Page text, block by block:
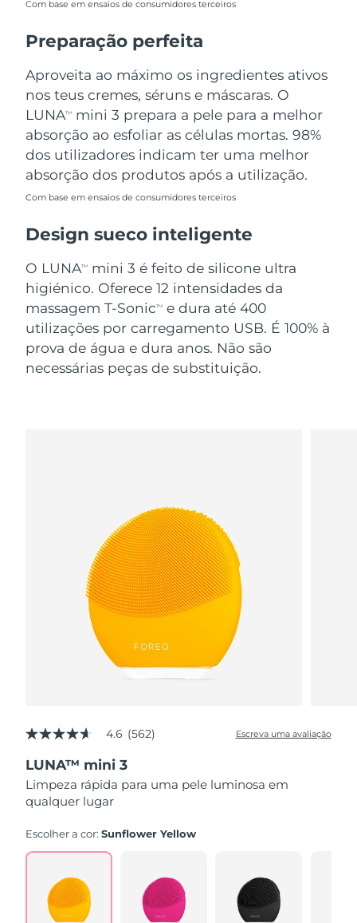
Com base em ensaios de consumidores terceiros
Preparação perfeita
Aproveita ao máximo os ingredientes ativos
nos teus cremes, séruns e máscaras. O
LUNATM
mini 3 prepara a pele para a melhor
absorção ao esfoliar as células mortas. 98%
dos utilizadores indicam ter uma melhor
absorção dos produtos após a utilização.
Com base em ensaios de consumidores terceiros
Design sueco inteligente
O LUNATM
mini 3 é feito de silicone ultra
higiénico. Oferece 12 intensidades da
massagem T-SonicTM
e dura até 400
utilizações por carregamento USB. É 100% à
prova de água e dura anos. Não são
necessárias peças de substituição.
4.6
5
estrelas,
valor
médio
avaliação.
Read
562
abre
mesma
4.6 (562) Escreva uma avaliação
LUNA™ mini 3
Limpeza rápida para uma pele luminosa em
qualquer lugar
Escolher a cor:Sunflower Yellow
Vietnã Entrega prevista